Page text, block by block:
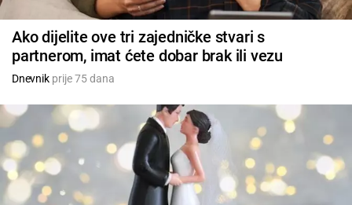
Ako dijelite ove tri zajedničke stvari s
partnerom, imat ćete dobar brak ili vezu
Dnevnikprije 75 dana